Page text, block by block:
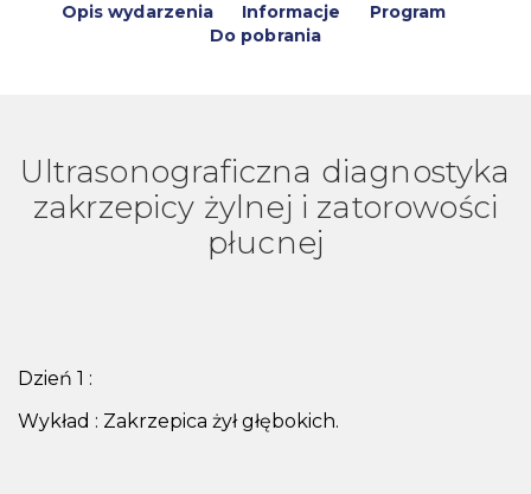
Opis wydarzenia Informacje
Program
Do pobrania
Ultrasonograficzna diagnostyka
zakrzepicy żylnej i zatorowości
płucnej
Dzień 1 :
Wykład : Zakrzepica żył głębokich.